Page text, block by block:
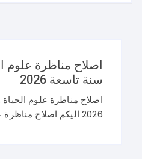
اصلاح مناظرة علوم
سنة تاسعة 2026
اصلاح مناظرة علوم
2026 اليكم اصلاح